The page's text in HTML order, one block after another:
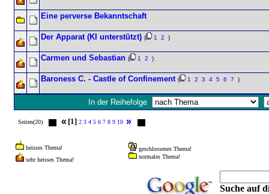
Eine perverse Bekanntschaft
Der Apparat (KI unterstützt) ( 1 2 )
Carmen und Sebastian ( 1 2 )
Baroness C. - Castle of Confinement ( 1 2 3 4 5 6 7 )
In der Reihefolge
Seiten(20) « [1] 2 3 4 5 6 7 8 9 10 »
heisses Thema!
sehr heisses Thema!
geschlossenes Thema!
normales Thema!
Suche auf